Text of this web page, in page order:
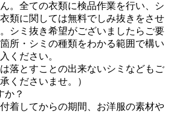
。全ての衣類に検品作業を行い、シ
類に関しては無料でしみ抜きをさせ
シミ抜き希望がございましたらご要
所・シミの種類をわかる範囲で構い
ください。
は落とすことの出来ないシミなどもご
くださいませ。）
か？
着してからの期間、お洋服の素材や